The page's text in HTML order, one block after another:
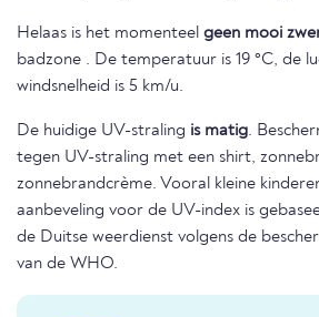
Helaas is het momenteel geen mooi
badzone . De temperatuur is 19 °C, de
windsnelheid is 5 km/u.
De huidige UV-straling is matig.
tegen UV-straling met een shirt,
zonnebrandcrème. Vooral kleine
aanbeveling voor de UV-index is
de Duitse weerdienst volgens de
van de WHO.